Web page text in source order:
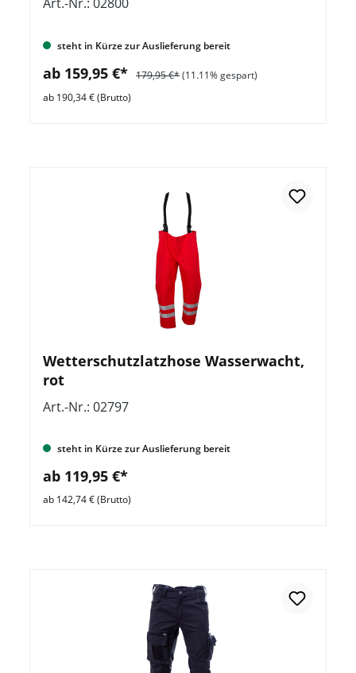
steht in Kürze zur Auslieferung bereit
ab 159,95 €* 179,95 €*(11.11% gespart)
ab 190,34 € (Brutto)
Wetterschutzlatzhose Wasserwacht,
rot
Art.-Nr.: 02797
steht in Kürze zur Auslieferung bereit
ab 119,95 €*
ab 142,74 € (Brutto)